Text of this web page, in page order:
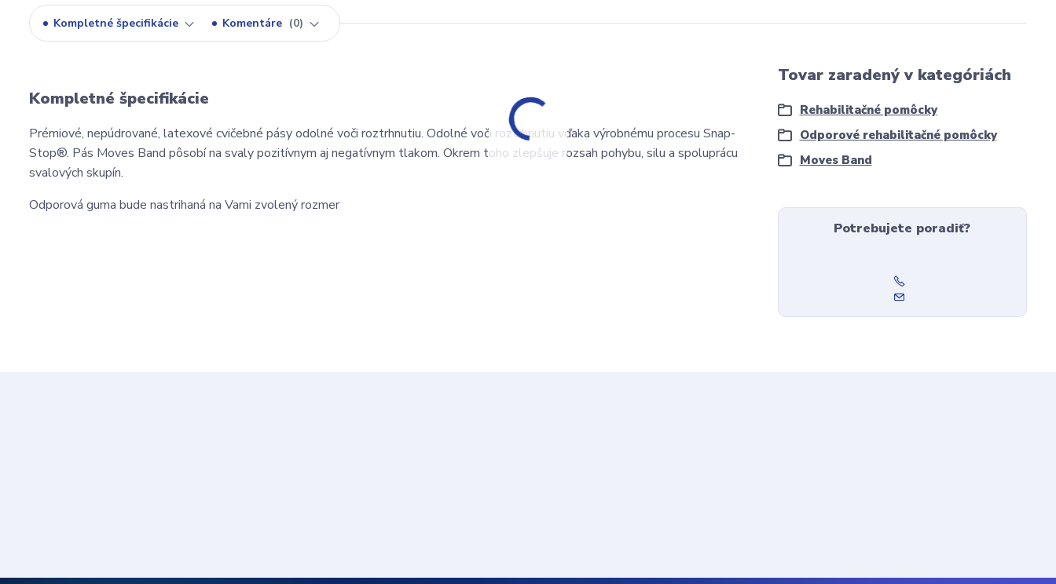
Kompletné špecifikácie Komentáre 0
Kompletné špecifikácie
Prémiové, nepúdrované, latexové cvičebné pásy odolné voči roztrhnutiu. Odolné voči roztrhnutiu vďaka výrobnému procesu Snap-
Stop®. Pás Moves Band pôsobí na svaly pozitívnym aj negatívnym tlakom. Okrem toho zlepšuje rozsah pohybu, silu a spoluprácu
svalových skupín.
Odporová guma bude nastrihaná na Vami zvolený rozmer
Tovar zaradený v kategóriách
Rehabilitačné pomôcky
Odporové rehabilitačné pomôcky
Moves Band
Potrebujete poradiť?